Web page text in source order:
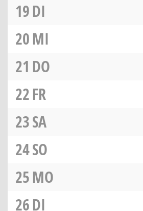
19DI
20MI
21 DO
22FR
23SA
24SO
25MO
26DI